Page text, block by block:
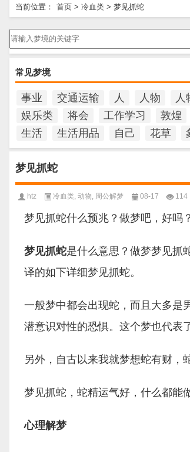
当前位置： 首页 > 冷血类 > 梦见抓蛇
请输入梦境的关键字
常见梦境
事业 交通运输 人 人物 人
娱乐类
将会 工作学习 敦煌
生活
生活用品 自己 花草
梦见抓蛇
htz 冷血类, 动物, 周公解梦 08-17 114
梦见抓蛇什么预兆？做梦吧，好吗
梦见抓蛇是什么意思？做梦梦见抓
译的如下详细梦见抓蛇。
一般梦中都会出现蛇，而且大多是
潜意识对性的恐惧。这个梦也代表
另外，自古以来我就梦想蛇有财，
梦见抓蛇，蛇精运气好，什么都能
心理解梦